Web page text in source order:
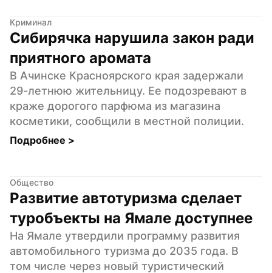
Криминал
Сибирячка нарушила закон ради
приятного аромата
В Ачинске Красноярского края задержали
29-летнюю жительницу. Ее подозревают в
краже дорогого парфюма из магазина
косметики, сообщили в местной полиции.
Подробнее >
Общество
Развитие автотуризма сделает
туробъекты на Ямале доступнее
На Ямале утвердили программу развития
автомобильного туризма до 2035 года. В
том числе через новый туристический